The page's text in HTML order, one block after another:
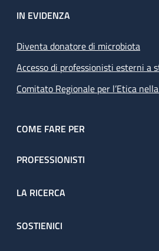
IN EVIDENZA
Diventa donatore di microbiota
Accesso di professionisti esterni a
Comitato Regionale per l’Etica
COME FARE PER
PROFESSIONISTI
LA RICERCA
SOSTIENICI